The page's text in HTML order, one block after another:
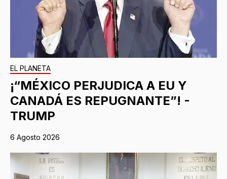
EL PLANETA
¡“MÉXICO PERJUDICA A EU Y
CANADÁ ES REPUGNANTE”! -
TRUMP
6 Agosto 2026